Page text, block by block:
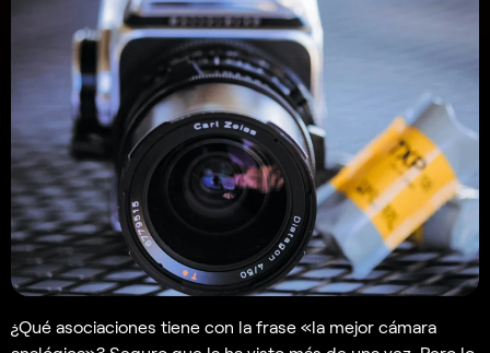
¿Qué asociaciones tiene con la frase «la mejor cámara